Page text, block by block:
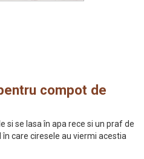
compot de
si se lasa în apa rece si un praf de
care ciresele au viermi acestia